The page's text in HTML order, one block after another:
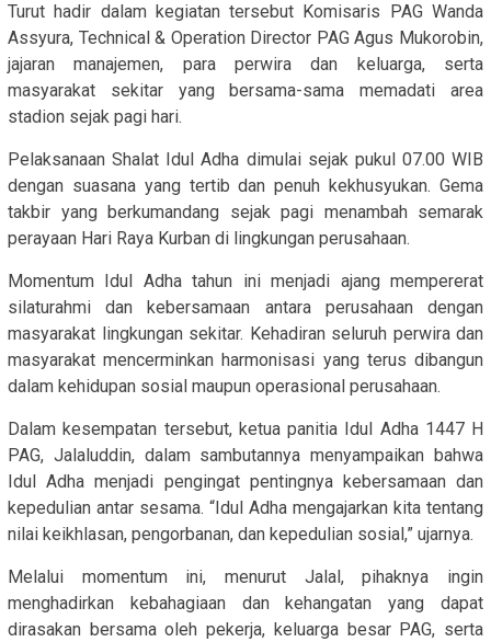
Turut hadir dalam kegiatan tersebut Komisaris PAG Wanda
Assyura, Technical & Operation Director PAG Agus Mukorobin,
jajaran manajemen, para perwira dan keluarga, serta
masyarakat sekitar yang bersama-sama memadati area
stadion sejak pagi hari.
Pelaksanaan Shalat Idul Adha dimulai sejak pukul 07.00 WIB
dengan suasana yang tertib dan penuh kekhusyukan. Gema
takbir yang berkumandang sejak pagi menambah semarak
perayaan Hari Raya Kurban di lingkungan perusahaan.
Momentum Idul Adha tahun ini menjadi ajang mempererat
silaturahmi dan kebersamaan antara perusahaan dengan
masyarakat lingkungan sekitar. Kehadiran seluruh perwira dan
masyarakat mencerminkan harmonisasi yang terus dibangun
dalam kehidupan sosial maupun operasional perusahaan.
Dalam kesempatan tersebut, ketua panitia Idul Adha 1447 H
PAG, Jalaluddin, dalam sambutannya menyampaikan bahwa
Idul Adha menjadi pengingat pentingnya kebersamaan dan
kepedulian antar sesama. “Idul Adha mengajarkan kita tentang
nilai keikhlasan, pengorbanan, dan kepedulian sosial,” ujarnya.
Melalui momentum ini, menurut Jalal, pihaknya ingin
menghadirkan kebahagiaan dan kehangatan yang dapat
dirasakan bersama oleh pekerja, keluarga besar PAG, serta